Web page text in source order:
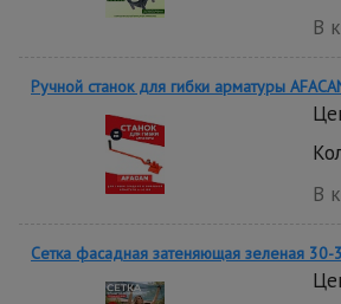
В
Ручной станок для гибки арматуры
В
Сетка фасадная затеняющая зеленая